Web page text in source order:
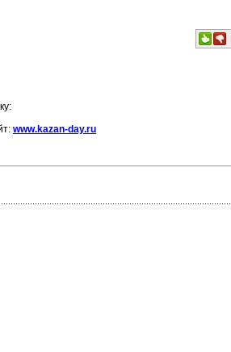
www.kazan-day.ru